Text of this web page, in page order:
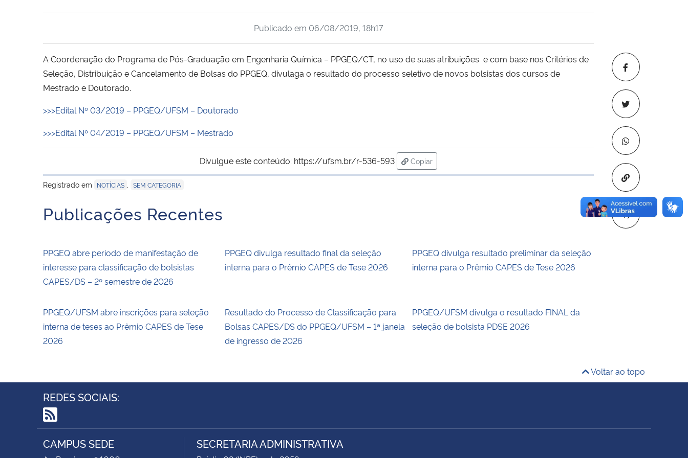
Copiar para
Publicado em 06/08/2019, 18h17
A Coordenação do Programa de Pós-Graduação em Engenharia Química – PPGEQ/CT, no uso de suas atribuições e com base nos Critérios de
Seleção, Distribuição e Cancelamento de Bolsas do PPGEQ, divulaga o resultado do processo seletivo de novos bolsistas dos cursos de
Mestrado e Doutorado.
>>>Edital Nº 03/2019 – PPGEQ/UFSM – Doutorado
>>>Edital Nº 04/2019 – PPGEQ/UFSM – Mestrado
Divulgue este conteúdo: https://ufsm.br/r-536-593
Copiar
para área de transferência
Registrado em
NOTÍCIAS SEM CATEGORIA
Publicações Recentes
PPGEQ abre período de manifestação de
interesse para classificação de bolsistas
CAPES/DS – 2º semestre de 2026
PPGEQ divulga resultado final da seleção
interna para o Prêmio CAPES de Tese 2026
PPGEQ divulga resultado preliminar da seleção
interna para o Prêmio CAPES de Tese 2026
PPGEQ/UFSM abre inscrições para seleção
interna de teses ao Prêmio CAPES de Tese
2026
Resultado do Processo de Classificação para
Bolsas CAPES/DS do PPGEQ/UFSM – 1ª janela
de ingresso de 2026
PPGEQ/UFSM divulga o resultado FINAL da
seleção de bolsista PDSE 2026
Voltar ao topo
REDES SOCIAIS:
RSS
CAMPUS SEDE SECRETARIA ADMINISTRATIVA